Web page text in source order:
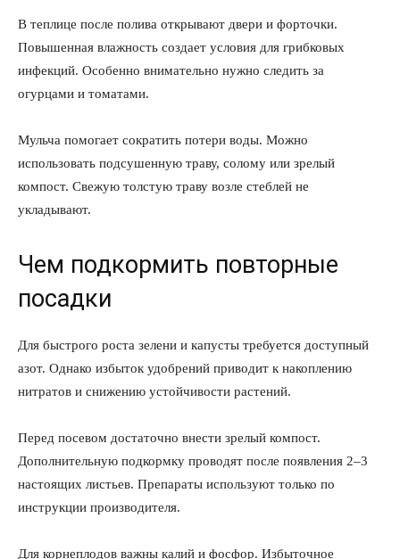
В теплице после полива открывают двери и форточки.
Повышенная влажность создает условия для грибковых
инфекций. Особенно внимательно нужно следить за
огурцами и томатами.
Мульча помогает сократить потери воды. Можно
использовать подсушенную траву, солому или зрелый
компост. Свежую толстую траву возле стеблей не
укладывают.
Чем подкормить повторные
посадки
Для быстрого роста зелени и капусты требуется доступный
азот. Однако избыток удобрений приводит к накоплению
нитратов и снижению устойчивости растений.
Перед посевом достаточно внести зрелый компост.
Дополнительную подкормку проводят после появления 2–3
настоящих листьев. Препараты используют только по
инструкции производителя.
Для корнеплодов важны калий и фосфор. Избыточное